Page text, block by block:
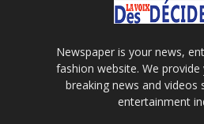
Newspaper is your news,
fashion website. We
breaking news and
entertainment